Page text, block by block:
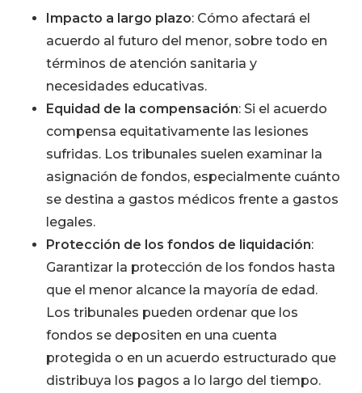
Impacto a largo plazo: Cómo afectará el
acuerdo al futuro del menor, sobre todo en
términos de atención sanitaria y
necesidades educativas.
Equidad de la compensación: Si el acuerdo
compensa equitativamente las lesiones
sufridas. Los tribunales suelen examinar la
asignación de fondos, especialmente cuánto
se destina a gastos médicos frente a gastos
legales.
Protección de los fondos de liquidación:
Garantizar la protección de los fondos hasta
que el menor alcance la mayoría de edad.
Los tribunales pueden ordenar que los
fondos se depositen en una cuenta
protegida o en un acuerdo estructurado que
distribuya los pagos a lo largo del tiempo.